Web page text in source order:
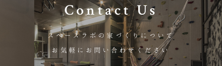
Contact Us
スペースラボの家づくりについて
お気軽にお問い合わせください